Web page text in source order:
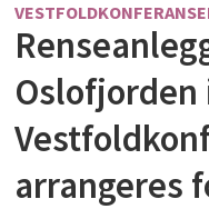
arrangeres